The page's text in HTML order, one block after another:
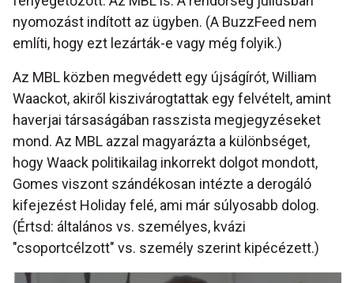
nyomozást indított az ügyben. (A BuzzFeed nem
említi, hogy ezt lezárták-e vagy még folyik.)
Az MBL közben megvédett egy újságírót, William
Waackot, akiről kiszivárogtattak egy felvételt, amint
haverjai társaságában rasszista megjegyzéseket
mond. Az MBL azzal magyarázta a különbséget,
hogy Waack politikailag inkorrekt dolgot mondott,
Gomes viszont szándékosan intézte a derogáló
kifejezést Holiday felé, ami már súlyosabb dolog.
(Értsd: általános vs. személyes, kvázi
"csoportcélzott" vs. személy szerint kipécézett.)